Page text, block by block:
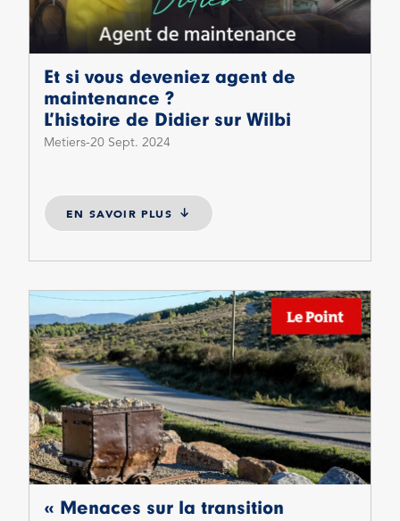
Et si vous deveniez agent de
maintenance ?
L’histoire de Didier sur Wilbi
Metiers 20 Sept. 2024
EN SAVOIR PLUS
« Menaces sur la transition